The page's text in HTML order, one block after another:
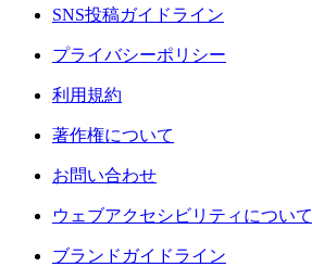
SNS投稿ガイドライン
プライバシーポリシー
利用規約
著作権について
お問い合わせ
ウェブアクセシビリティについて
ブランドガイドライン